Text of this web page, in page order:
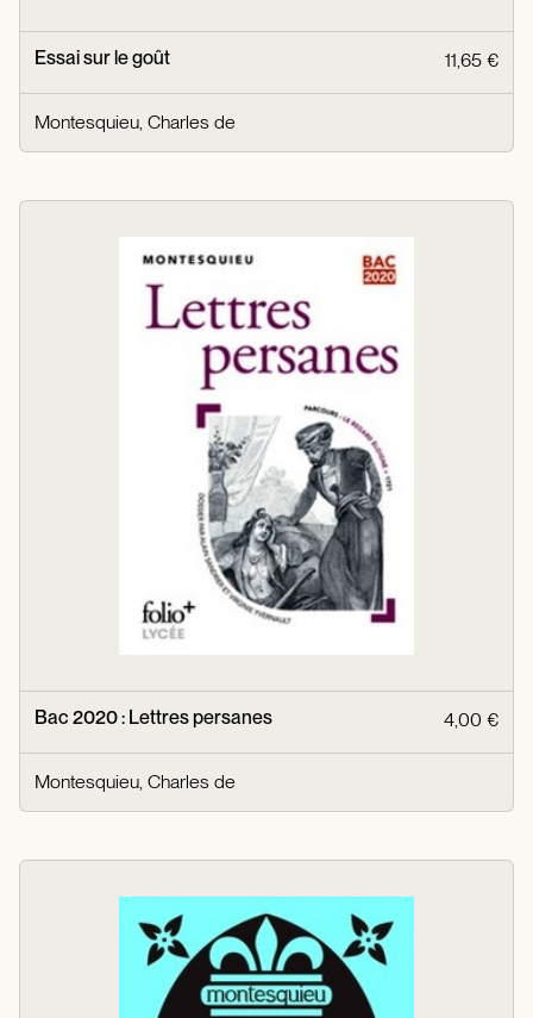
Essai sur le goût 11,65 €
Montesquieu, Charles de
Bac 2020 : Lettres persanes 4,00 €
Montesquieu, Charles de